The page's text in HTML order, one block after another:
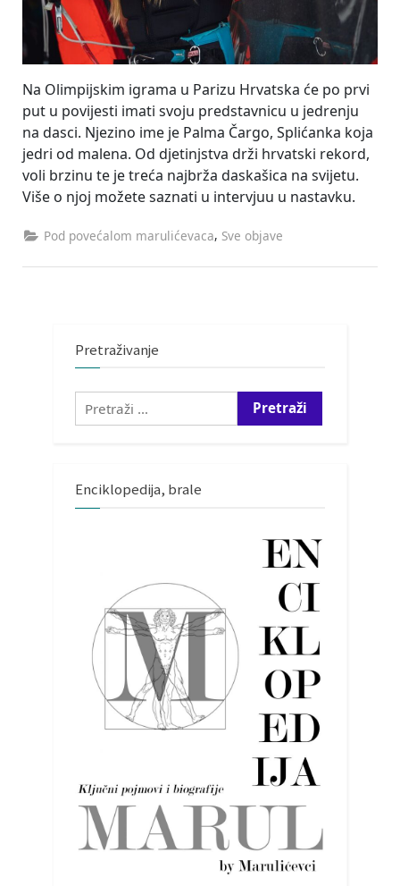
Na Olimpijskim igrama u Parizu Hrvatska će po prvi
put u povijesti imati svoju predstavnicu u jedrenju
na dasci. Njezino ime je Palma Čargo, Splićanka koja
jedri od malena. Od djetinjstva drži hrvatski rekord,
voli brzinu te je treća najbrža daskašica na svijetu.
Više o njoj možete saznati u intervjuu u nastavku.
Pod povećalom marulićevaca, Sve objave
Pretraživanje
Pretraži:
Enciklopedija, brale